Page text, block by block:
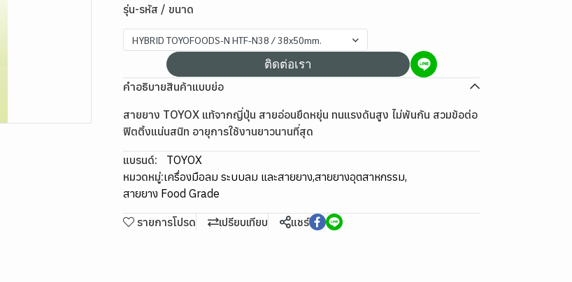
รุ่น-รหัส / ขนาด
HYBRID TOYOFOODS-N HTF-N38 / 38x50mm.
ติดต่อเรา
คำอธิบายสินค้าแบบย่อ
สายยาง TOYOX แท้จากญี่ปุ่น สายอ่อนยืดหยุ่น ทนแรงดันสูง ไม่พันกัน สวมข้อต่อ
ฟิตติ้งแน่นสนิท อายุการใช้งานยาวนานที่สุด
แบรนด์:
TOYOX
หมวดหมู่:เครื่องมือลม ระบบลม และสายยาง,สายยางอุตสาหกรรม,
สายยาง Food Grade
รายการโปรด เปรียบเทียบ แชร์